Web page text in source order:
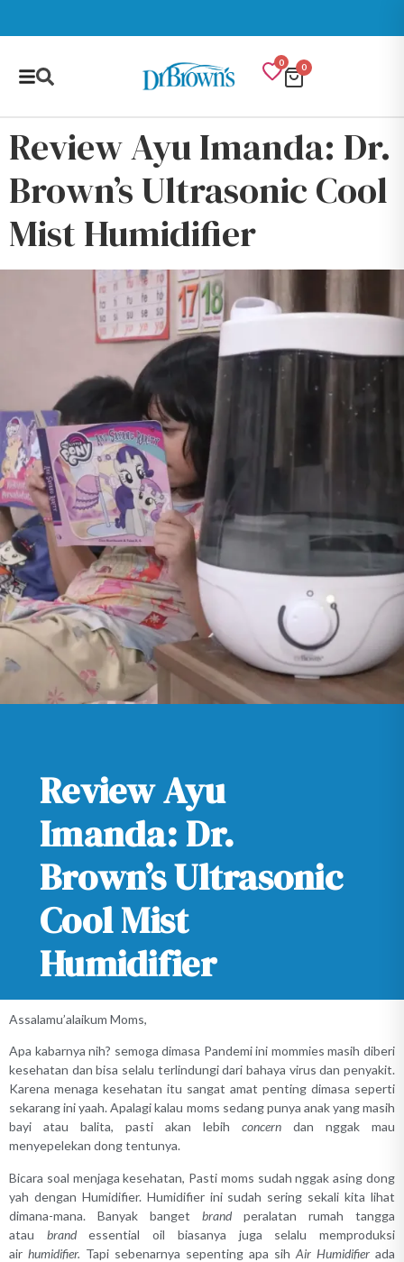
Gratis Ongkir min Rp 100,000
0 0
Review Ayu Imanda: Dr.
Brown’s Ultrasonic Cool
Mist Humidifier
Review Ayu
Imanda: Dr.
Brown’s Ultrasonic
Cool Mist
Humidifier
Assalamu’alaikum Moms,
Apa kabarnya nih? semoga dimasa Pandemi ini mommies masih diberi
kesehatan dan bisa selalu terlindungi dari bahaya virus dan penyakit.
Karena menaga kesehatan itu sangat amat penting dimasa seperti
sekarang ini yaah. Apalagi kalau moms sedang punya anak yang masih
bayi atau balita, pasti akan lebih concern dan nggak mau
menyepelekan dong tentunya.
Bicara soal menjaga kesehatan, Pasti moms sudah nggak asing dong
yah dengan Humidifier. Humidifier ini sudah sering sekali kita lihat
dimana-mana. Banyak banget brandperalatan rumah tangga
atau brandessential oil biasanya juga selalu memproduksi
air humidifier. Tapi sebenarnya sepenting apa sih Air Humidifier ada